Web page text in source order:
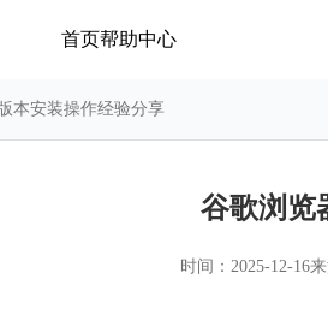
首页帮助中心
本安装操作经验分享
谷歌浏览
时间： 2025-12-16来